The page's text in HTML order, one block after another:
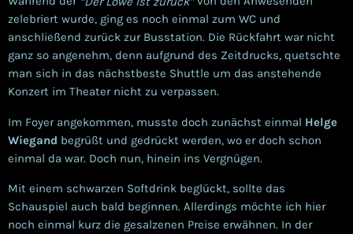
zelebriert wurde, ging es noch einmal zum WC und
anschließend zurück zur Busstation. Die Rückfahrt war nicht
ganz so angenehm, denn aufgrund des Zeitdrucks, quetschte
man sich in das nächstbeste Shuttle um das anstehende
Konzert im Theater nicht zu verpassen.
Im Foyer angekommen, musste doch zunächst einmal Helge
Wiegand begrüßt und gedrückt werden, wo er doch schon
einmal da war. Doch nun, hinein ins Vergnügen.
Mit einem schwarzen Softdrink beglückt, sollte das
Schauspiel auch bald beginnen. Allerdings möchte ich hier
noch einmal kurz die gesalzenen Preise erwähnen. In der